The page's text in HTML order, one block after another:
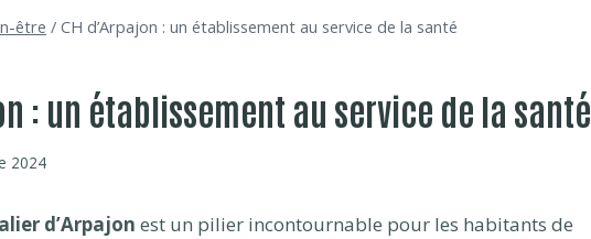
être / CH d’Arpajon : un établissement au service de la santé
: un établissement au service de la santé
2024
d’Arpajon est un pilier incontournable pour les habitants de